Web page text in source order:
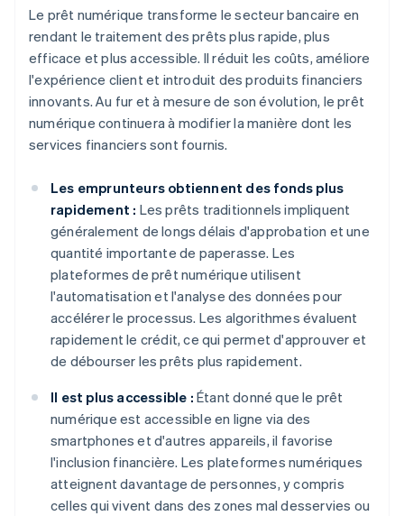
Le prêt numérique transforme le secteur bancaire en
rendant le traitement des prêts plus rapide, plus
efficace et plus accessible. Il réduit les coûts, améliore
l'expérience client et introduit des produits financiers
innovants. Au fur et à mesure de son évolution, le prêt
numérique continuera à modifier la manière dont les
services financiers sont fournis.
Les emprunteurs obtiennent des fonds plus
rapidement : Les prêts traditionnels impliquent
généralement de longs délais d'approbation et une
quantité importante de paperasse. Les
plateformes de prêt numérique utilisent
l'automatisation et l'analyse des données pour
accélérer le processus. Les algorithmes évaluent
rapidement le crédit, ce qui permet d'approuver et
de débourser les prêts plus rapidement.
Il est plus accessible : Étant donné que le prêt
numérique est accessible en ligne via des
smartphones et d'autres appareils, il favorise
l'inclusion financière. Les plateformes numériques
atteignent davantage de personnes, y compris
celles qui vivent dans des zones mal desservies ou